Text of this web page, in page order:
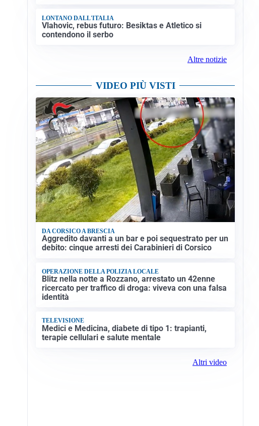
LONTANO DALL'ITALIA
Vlahovic, rebus futuro: Besiktas e Atletico si
contendono il serbo
Altre notizie
VIDEO PIÙ VISTI
DA CORSICO A BRESCIA
Aggredito davanti a un bar e poi sequestrato per un
debito: cinque arresti dei Carabinieri di Corsico
OPERAZIONE DELLA POLIZIA LOCALE
Blitz nella notte a Rozzano, arrestato un 42enne
ricercato per traffico di droga: viveva con una falsa
identità
TELEVISIONE
Medici e Medicina, diabete di tipo 1: trapianti,
terapie cellulari e salute mentale
Altri video